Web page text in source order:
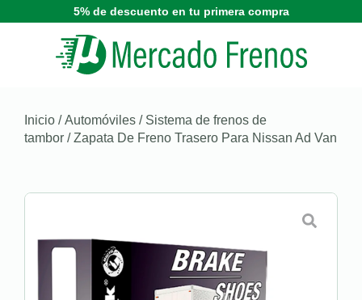
5% de descuento en tu primera compra
Inicio /Automóviles / Sistema de frenos de
tambor / Zapata De Freno Trasero Para Nissan Ad Van